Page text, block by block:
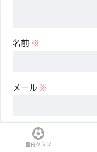
名前 ※
メール ※
サイト
国内クラブ